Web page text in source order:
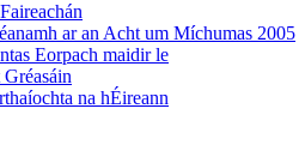
ar an Acht um Míchumas 2005
Eorpach maidir le
na hÉireann